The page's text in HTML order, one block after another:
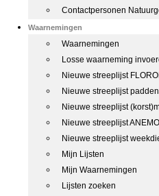
Contactpersonen
Waarnemingen
Waarnemingen
Losse waarneming
Nieuwe streeplijst
Nieuwe streeplijst
Nieuwe streeplijst
Nieuwe streeplijst
Nieuwe streeplijst
Mijn Lijsten
Mijn Waarnemingen
Lijsten zoeken